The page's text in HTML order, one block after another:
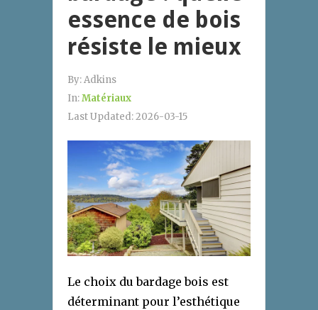
essence de bois
résiste le mieux
By:Adkins
In:Matériaux
Last Updated:2026-03-15
Le choix du bardage bois est
déterminant pour l’esthétique